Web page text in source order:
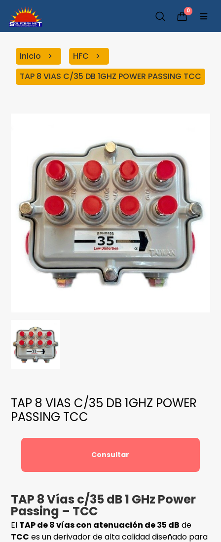
0
Inicio
HFC
TAP 8 VIAS C/35 DB 1GHZ POWER PASSING TCC
TAP 8 VIAS C/35 DB 1GHZ POWER
PASSING TCC
Consultar
TAP 8 Vías c/35 dB 1 GHz Power
Passing – TCC
El TAP de 8 vías con atenuación de 35 dB de
TCC es un derivador de alta calidad diseñado para